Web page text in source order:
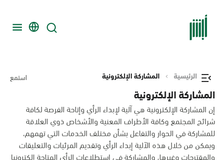
الرئيسية المشاركة الإلكترونية استمع
المشاركة الإلكترونية
إن المشاركة الإلكترونية هي آلية لإبداء الرأي وإتاحة الفرصة لكافة
شرائح المجتمع وكافة الأطراف المعنية والأشخاص ذوي العلاقة
للمشاركة في الحوار والتفاعل بشأن مختلف الخدمات التي تهمهم،
ويمكن من خلال هذه الآلية إبداء الرأي وتقديم المرئيات والتعليقات
والمقترحات وغيرها، والمشاركة في استطلاعات الرأي المتاحة إلكترونيا